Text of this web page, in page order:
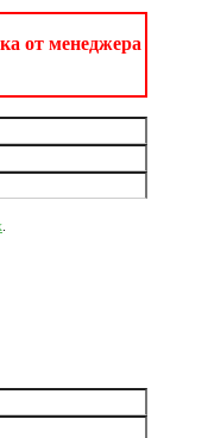
от менеджера
.